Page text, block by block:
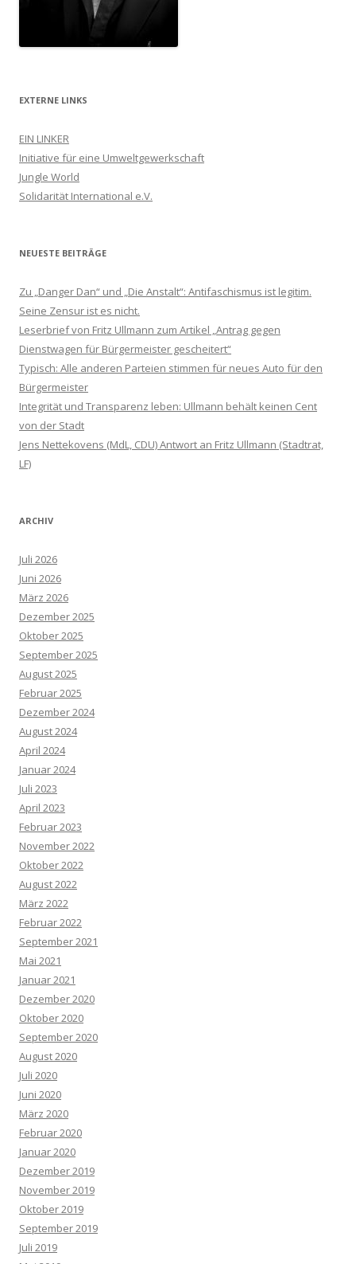
EXTERNE LINKS
EIN LINKER
Initiative für eine Umweltgewerkschaft
Jungle World
Solidarität International e.V.
NEUESTE BEITRÄGE
Zu „Danger Dan“ und „Die Anstalt“: Antifaschismus ist legitim.
Seine Zensur ist es nicht.
Leserbrief von Fritz Ullmann zum Artikel „Antrag gegen
Dienstwagen für Bürgermeister gescheitert“
Typisch: Alle anderen Parteien stimmen für neues Auto für den
Bürgermeister
Integrität und Transparenz leben: Ullmann behält keinen Cent
von der Stadt
Jens Nettekovens (MdL, CDU) Antwort an Fritz Ullmann (Stadtrat,
LF)
ARCHIV
Juli 2026
Juni 2026
März 2026
Dezember 2025
Oktober 2025
September 2025
August 2025
Februar 2025
Dezember 2024
August 2024
April 2024
Januar 2024
Juli 2023
April 2023
Februar 2023
November 2022
Oktober 2022
August 2022
März 2022
Februar 2022
September 2021
Mai 2021
Januar 2021
Dezember 2020
Oktober 2020
September 2020
August 2020
Juli 2020
Juni 2020
März 2020
Februar 2020
Januar 2020
Dezember 2019
November 2019
Oktober 2019
September 2019
Juli 2019